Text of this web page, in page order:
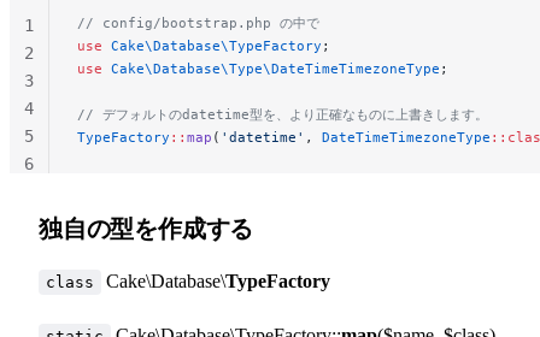
// config/bootstrap.php の中で
use Cake\Database\TypeFactory ;
use Cake\Database\Type\DateTimeTimezoneType ;
// デフォルトのdatetime型を、より正確なものに上書きします。
TypeFactory :: map ( 'datetime' , DateTimeTimezoneType
1
2
3
4
5
6
独自の型を作成する
class Cake\Database\TypeFactory